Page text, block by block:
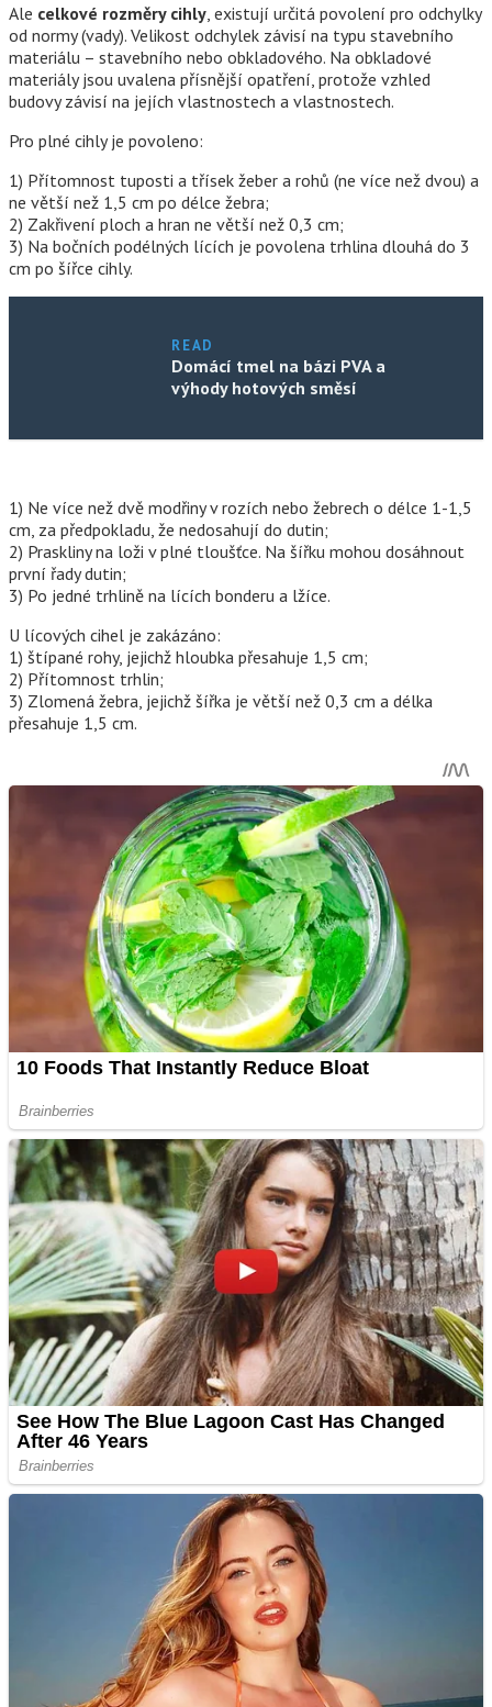
Ale celkové rozměry cihly , existují určitá povolení pro odchylky
od normy (vady). Velikost odchylek závisí na typu stavebního
materiálu – stavebního nebo obkladového. Na obkladové
materiály jsou uvalena přísnější opatření, protože vzhled
budovy závisí na jejích vlastnostech a vlastnostech.
Pro plné cihly je povoleno:
1) Přítomnost tuposti a třísek žeber a rohů (ne více než dvou) a
ne větší než 1,5 cm po délce žebra;
2) Zakřivení ploch a hran ne větší než 0,3 cm;
3) Na bočních podélných lících je povolena trhlina dlouhá do 3
cm po šířce cihly.
READ
Domácí tmel na bázi PVA a
výhody hotových směsí
1) Ne více než dvě modřiny v rozích nebo žebrech o délce 1-1,5
cm, za předpokladu, že nedosahují do dutin;
2) Praskliny na loži v plné tloušťce. Na šířku mohou dosáhnout
první řady dutin;
3) Po jedné trhlině na lících bonderu a lžíce.
U lícových cihel je zakázáno:
1) štípané rohy, jejichž hloubka přesahuje 1,5 cm;
2) Přítomnost trhlin;
3) Zlomená žebra, jejichž šířka je větší než 0,3 cm a délka
přesahuje 1,5 cm.